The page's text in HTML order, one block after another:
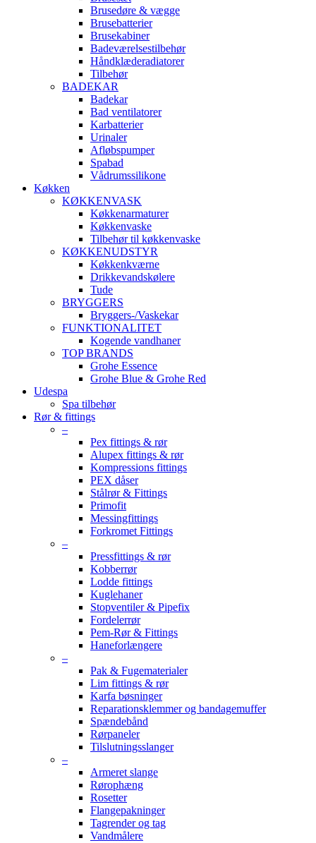
Brusedøre & vægge
Brusebatterier
Brusekabiner
Badeværelsestilbehør
Håndklæderadiatorer
Tilbehør
BADEKAR
Badekar
Bad ventilatorer
Karbatterier
Urinaler
Afløbspumper
Spabad
Vådrumssilikone
Køkken
KØKKENVASK
Køkkenarmaturer
Køkkenvaske
Tilbehør til køkkenvaske
KØKKENUDSTYR
Køkkenkværne
Drikkevandskølere
Tude
BRYGGERS
Bryggers-/Vaskekar
FUNKTIONALITET
Kogende vandhaner
TOP BRANDS
Grohe Essence
Grohe Blue & Grohe Red
Udespa
Spa tilbehør
Rør & fittings
–
Pex fittings & rør
Alupex fittings & rør
Kompressions fittings
PEX dåser
Stålrør & Fittings
Primofit
Messingfittings
Forkromet Fittings
–
Pressfittings & rør
Kobberrør
Lodde fittings
Kuglehaner
Stopventiler & Pipefix
Fordelerrør
Pem-Rør & Fittings
Haneforlængere
–
Pak & Fugematerialer
Lim fittings & rør
Karfa bøsninger
Reparationsklemmer og bandagemuffer
Spændebånd
Rørpaneler
Tilslutningsslanger
–
Armeret slange
Rørophæng
Rosetter
Flangepakninger
Tagrender og tag
Vandmålere